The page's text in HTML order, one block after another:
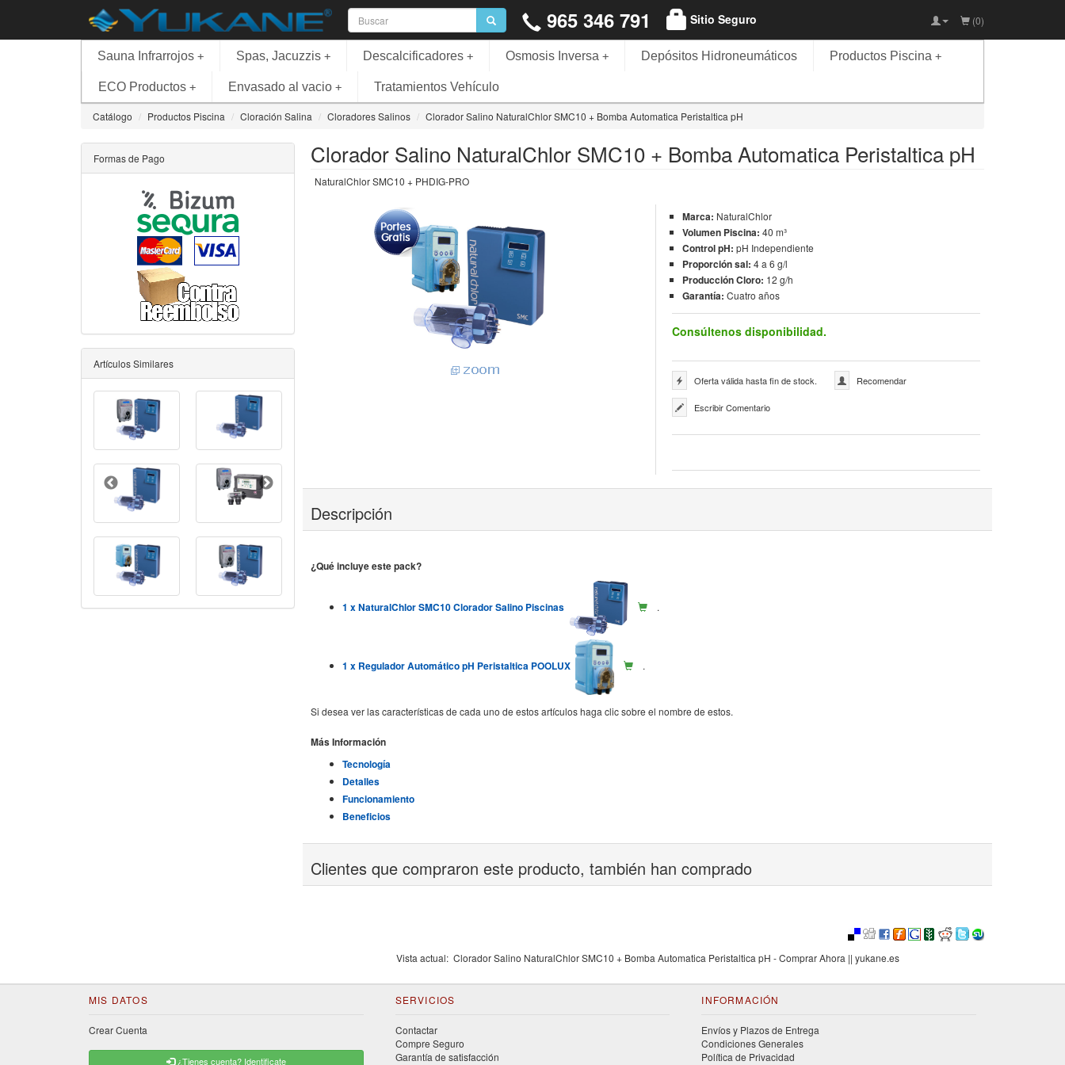
965 346 791 Sitio Seguro (0)
+
Sauna Infrarrojos +
Spas, Jacuzzis +
Descalcificadores +
Osmosis Inversa Depósitos Hidroneumáticos +
Productos Piscina
+
ECO Productos +
Envasado al vacio Tratamientos Vehículo
Catálogo Productos Piscina Cloración Salina Cloradores Salinos Clorador Salino NaturalChlor SMC10 + Bomba Automatica Peristaltica pH
Clorador Salino NaturalChlor SMC10 + Bomba Automatica Peristaltica pH
NaturalChlor SMC10 + PHDIG-PRO
Marca: NaturalChlor
Volumen Piscina: 40 m³
Control pH: pH Independiente
Proporción sal: 4 a 6 g/l
Producción Cloro: 12 g/h
Garantía: Cuatro años
Consúltenos disponibilidad.
Oferta válida hasta fin de stock. Recomendar
Escribir Comentario
Descripción
¿Qué incluye este pack?
1 x NaturalChlor SMC10 Clorador Salino Piscinas .
1 x Regulador Automático pH Peristaltica POOLUX .
Si desea ver las características de cada uno de estos artículos haga clic sobre el nombre de estos.
Más Información
Tecnología
Detalles
Funcionamiento
Beneficios
Clientes que compraron este producto, también han comprado
Vista actual: Clorador Salino NaturalChlor SMC10 + Bomba Automatica Peristaltica pH - Comprar Ahora || yukane.es
Formas de Pago
Artículos Similares
MIS DATOS
Crear Cuenta
¿Tienes cuenta? Identificate
SERVICIOS
Contactar
Compre Seguro
Garantía de satisfacción
INFORMACIÓN
Envíos y Plazos de Entrega
Condiciones Generales
Política de Privacidad